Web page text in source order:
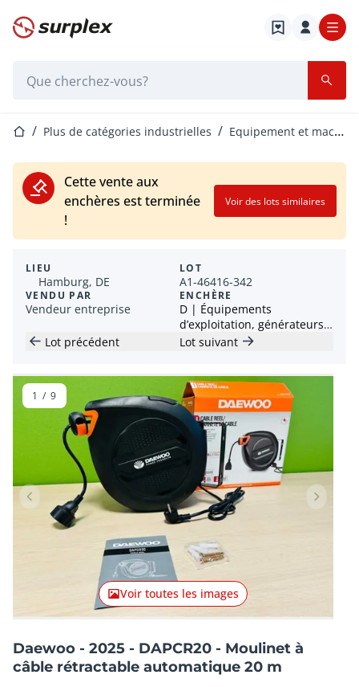
Page d'accueil
Page d'accueil
Plus de catégories industrielles Equipement et machines de processus
Cette vente aux
enchères est terminée
!
Voir des lots similaires
LIEU
Hamburg, DE
VENDU PAR
Vendeur entreprise
LOT
A1-46416-342
ENCHÈRE
D | Équipements
d’exploitation, générateurs,
machines-outils et plus
Lot précédent Lot suivant
Lot précédent Lot
Voir toutes les images
1 / 9
Daewoo - 2025 - DAPCR20 - Moulinet à
câble rétractable automatique 20 m